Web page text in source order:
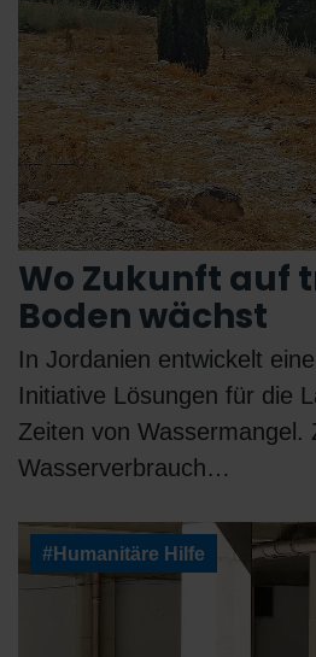
Wo Zukunft auf
Boden wächst
In Jordanien entwickelt
Initiative Lösungen für die
Zeiten von Wassermangel.
Wasserverbrauch…
#Humanitäre Hilfe